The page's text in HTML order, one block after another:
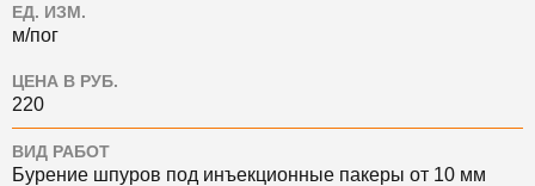
ЕД. ИЗМ.
м/пог
ЦЕНА В РУБ.
220
ВИД РАБОТ
Бурение шпуров под инъекционные пакеры от 10 мм